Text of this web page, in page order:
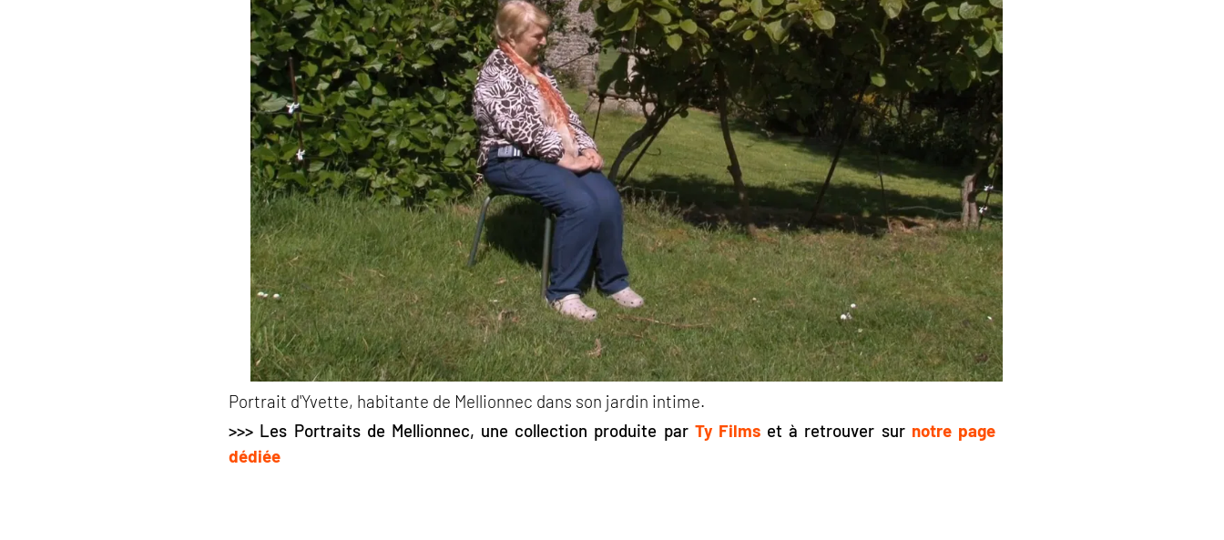
Portrait d'Yvette, habitante de Mellionnec dans son jardin intime.
>>> Les Portraits de Mellionnec, une collection produite par Ty Filmset à retrouver sur notre page
dédiée